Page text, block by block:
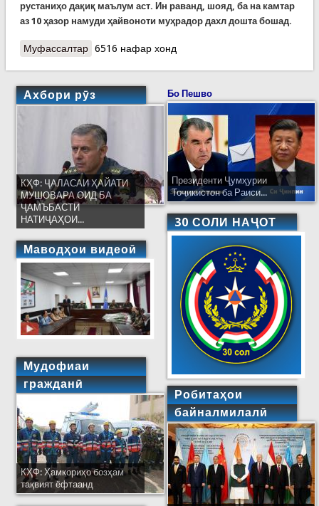
рустаниҳо дақиқ маълум аст. Ин раванд, шояд, ба на камтар
аз 10 ҳазор намуди ҳайвоноти муҳрадор дахл дошта бошад.
Муфассалтаро Оқибатҳои таъсири антропогенӣ ба системаи
6516 нафар хонд
Ахбори рӯз
КҲФ: ҶАЛАСАИ ҲАЙАТИ
МУШОВАРА ОИД БА
ҶАМЪБАСТИ
НАТИҶАҲОИ...
Маводҳои видеоӣ
Мудофиаи
гражданӣ
КҲФ: Ҳамкориҳо бозҳам
тақвият ёфтаанд
Бо Пешво
Президенти Ҷумҳурии
Тоҷикистон ба Раиси...
30 СОЛИ НАҶОТ
Робитаҳои
байналмилалӣ